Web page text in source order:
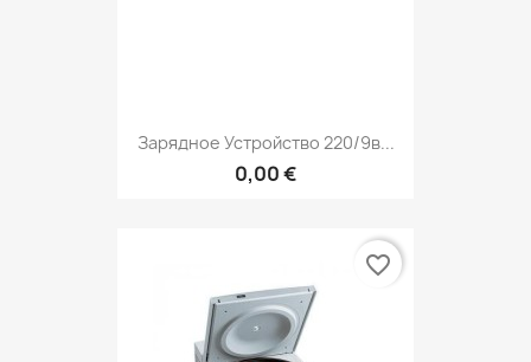
Зарядное Устройство 220/9в...
0,00 €
favorite_border